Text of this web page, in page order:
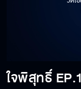
ใจพิสุทธิ์